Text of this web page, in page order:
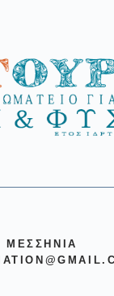
ΜΕΣΣΗΝΊΑ